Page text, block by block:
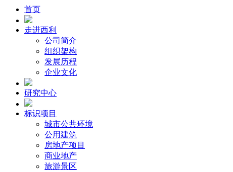
首页
走进西利
公司简介
组织架构
发展历程
企业文化
研究中心
标识项目
城市公共环境
公用建筑
房地产项目
商业地产
旅游景区